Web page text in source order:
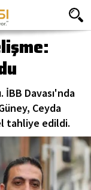
İBB Davası'nda
Ceyda
tahliye edildi.